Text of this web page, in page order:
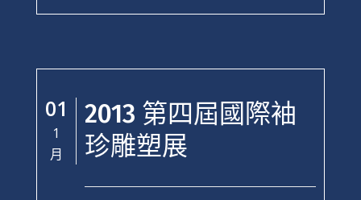
01
1
月
2013 第四屆國際袖
珍雕塑展